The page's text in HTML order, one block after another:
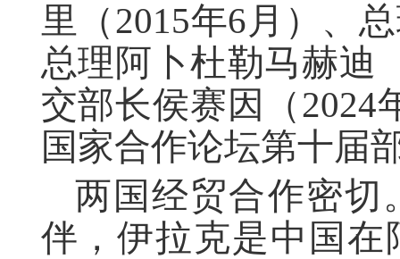
里（2015年6月）、
总理阿卜杜勒马赫迪
交部长侯赛因（
国家合作论坛第十届
两国经贸合作密切
伴，伊拉克是中国